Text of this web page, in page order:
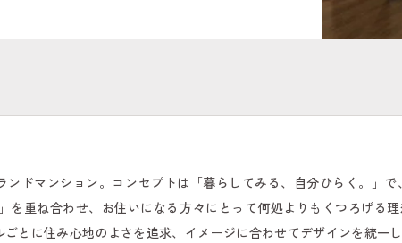
ドマンション。コンセプトは「暮らしてみる、自分ひらく。」で
を重ね合わせ、お住いになる方々にとって何処よりもくつろげる
とに住み心地のよさを追求、イメージに合わせてデザインを統一